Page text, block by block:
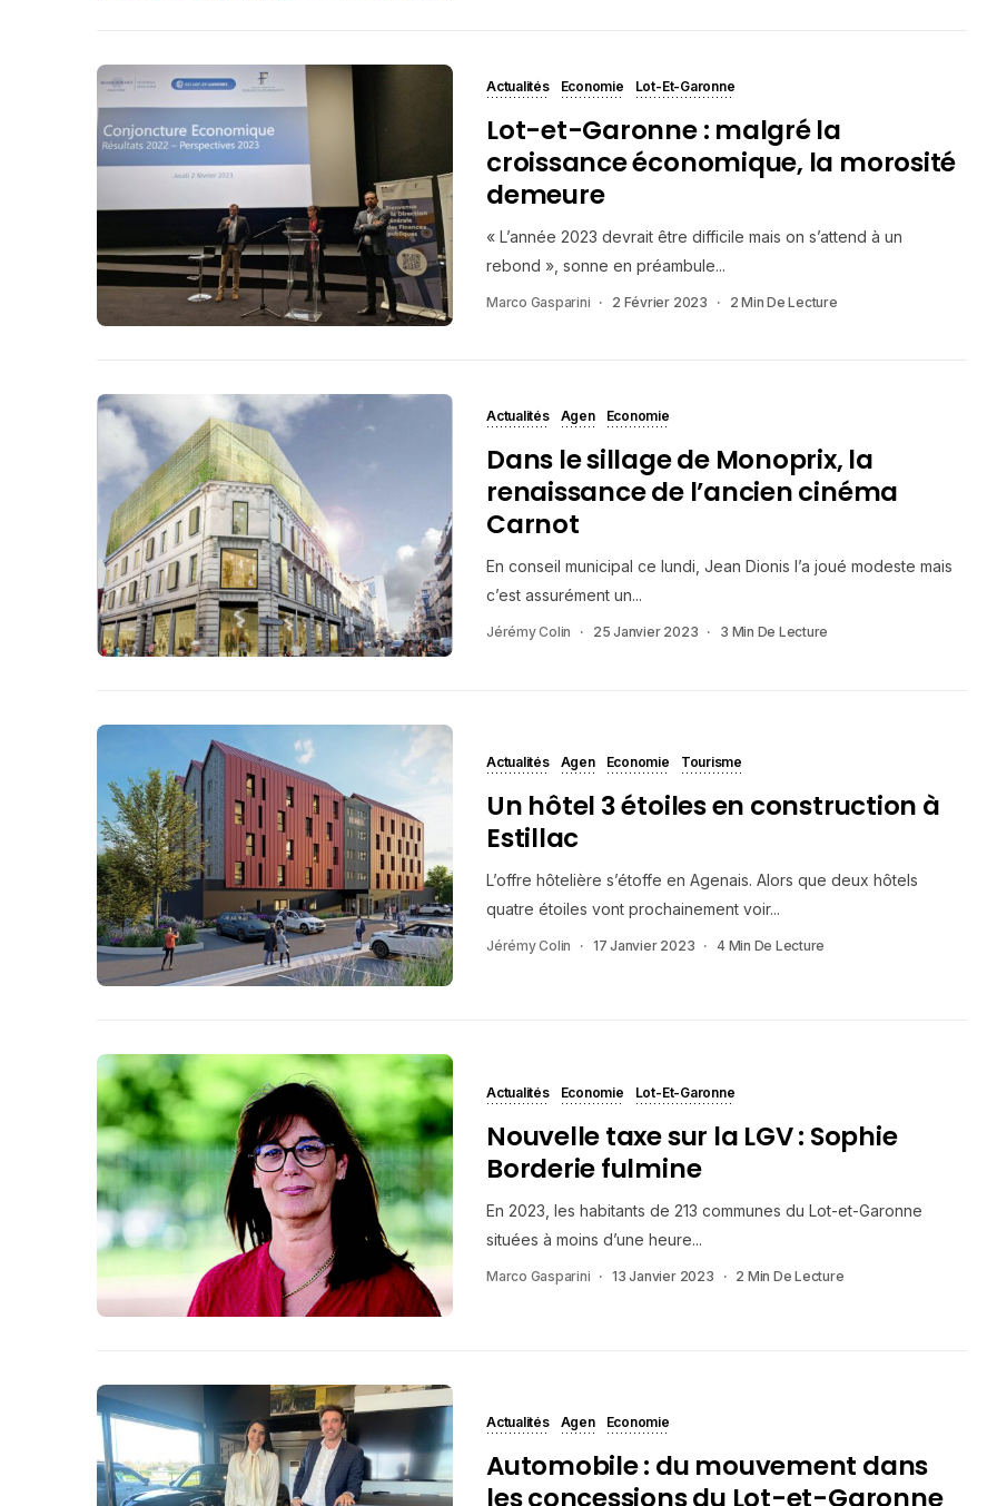
Actualités Economie Lot-Et-Garonne
Lot-et-Garonne : malgré la
croissance économique, la morosité
demeure
« L’année 2023 devrait être difficile mais on s’attend à un
rebond », sonne en préambule...
Marco Gasparini 2 Février 2023 2 Min De Lecture
Actualités Agen Economie
Dans le sillage de Monoprix, la
renaissance de l’ancien cinéma
Carnot
En conseil municipal ce lundi, Jean Dionis l’a joué modeste mais
c’est assurément un...
Jérémy Colin 25 Janvier 2023 3 Min De Lecture
Actualités Agen Economie Tourisme
Un hôtel 3 étoiles en construction à
Estillac
L’offre hôtelière s’étoffe en Agenais. Alors que deux hôtels
quatre étoiles vont prochainement voir...
Jérémy Colin 17 Janvier 2023 4 Min De Lecture
Actualités Economie Lot-Et-Garonne
Nouvelle taxe sur la LGV : Sophie
Borderie fulmine
En 2023, les habitants de 213 communes du Lot-et-Garonne
situées à moins d’une heure...
Marco Gasparini 13 Janvier 2023 2 Min De Lecture
Actualités Agen Economie
Automobile : du mouvement dans
les concessions du Lot-et-Garonne